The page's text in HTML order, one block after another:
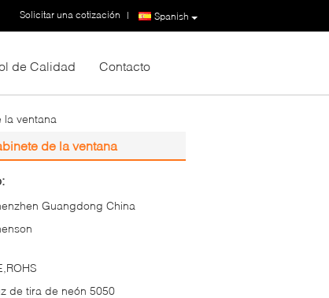
Spanish
Solicitar una cotización |
de Calidad Contacto
ventana
de la ventana
Guangdong China
de tira de neón 5050